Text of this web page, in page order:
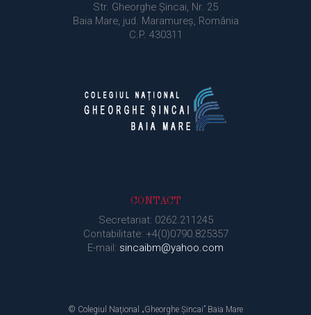
Str. Gheorghe Şincai, Nr. 25
Baia Mare, jud. Maramureș, România
C.P. 430311
CONTACT
Secretariat: 0262.211245
Contabilitate: +4(0)0790.825357
E-mail: sincaibm@yahoo.com
© Colegiul Naţional „Gheorghe Şincai” Baia Mare